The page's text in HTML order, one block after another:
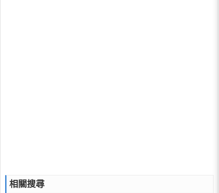
相關搜尋